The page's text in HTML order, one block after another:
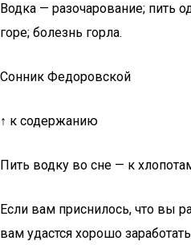
Водка — разочарование; пить
горе; болезнь горла.
Сонник Федоровской
↑ к содержанию
Пить водку во сне — к
Если вам приснилось, что вы
вам удастся хорошо